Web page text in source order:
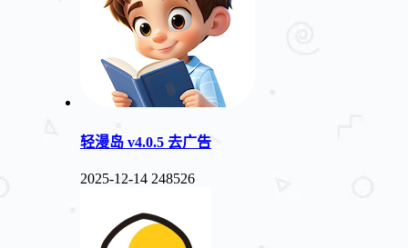
轻漫岛 v4.0.5 去广告
2025-12-14 248526